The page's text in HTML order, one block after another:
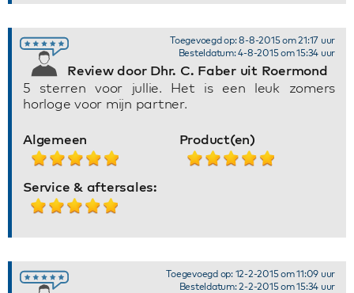
Review door Dhr. C. Faber uit Roermond
Toegevoegd op: 8-8-2015 om 21:17 uur
Besteldatum: 4-8-2015 om 15:34 uur
5 sterren voor jullie. Het is een leuk zomers
horloge voor mijn partner.
Algemeen Product(en)
Service & aftersales:
Toegevoegd op: 12-2-2015 om 11:09 uur
Besteldatum: 2-2-2015 om 15:34 uur